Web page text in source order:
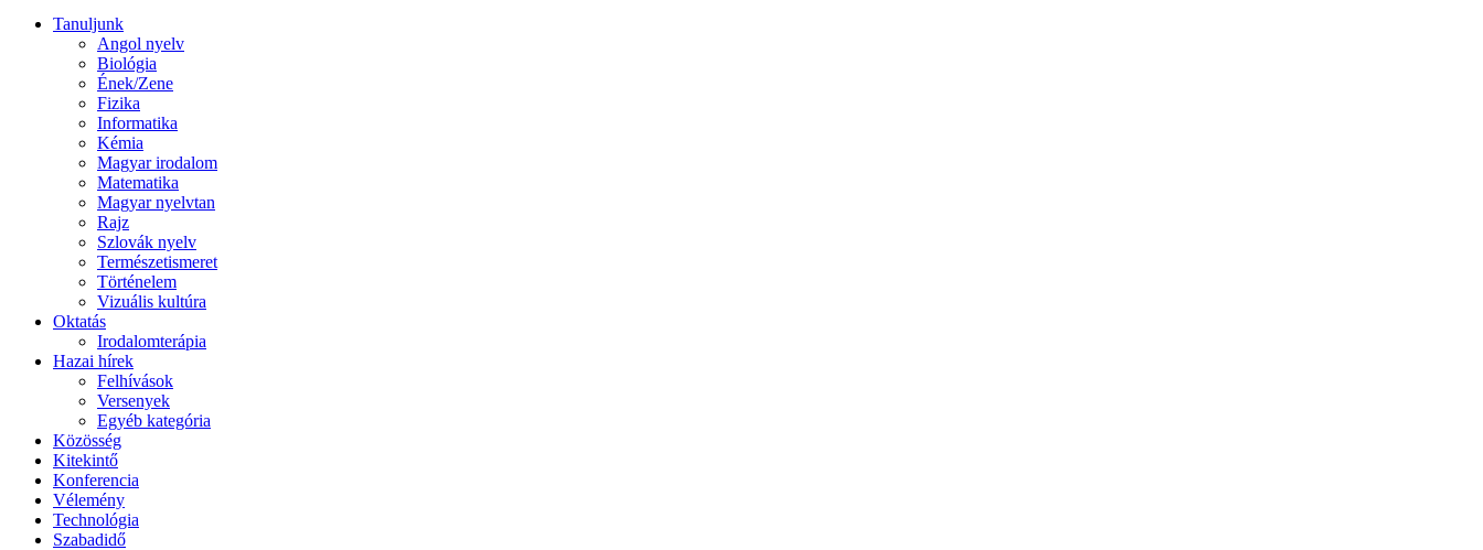
Tanuljunk
Angol nyelv
Biológia
Ének/Zene
Fizika
Informatika
Kémia
Magyar irodalom
Matematika
Magyar nyelvtan
Rajz
Szlovák nyelv
Természetismeret
Történelem
Vizuális kultúra
Oktatás
Irodalomterápia
Hazai hírek
Felhívások
Versenyek
Egyéb kategória
Közösség
Kitekintő
Konferencia
Vélemény
Technológia
Szabadidő